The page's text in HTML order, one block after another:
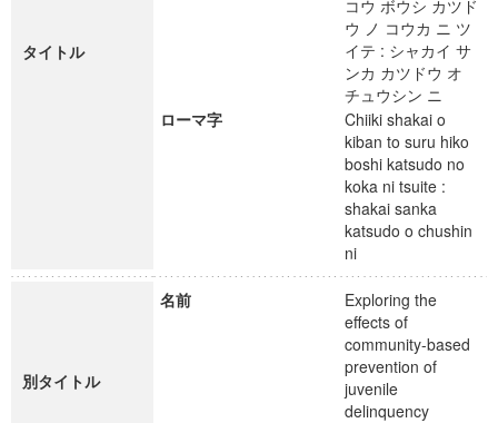
タイトル
コウ ボウシ カツド
ウ ノ コウカ ニ ツ
イテ : シャカイ サ
ンカ カツドウ オ
チュウシン ニ
ローマ字
Chiiki shakai o
kiban to suru hiko
boshi katsudo no
koka ni tsuite :
shakai sanka
katsudo o chushin
ni
別タイトル
名前
Exploring the
effects of
community-based
prevention of
juvenile
delinquency